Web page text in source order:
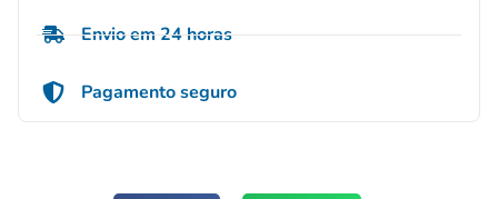
Envio em 24 horas
Pagamento seguro